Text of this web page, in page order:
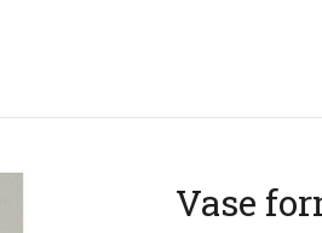
Vase